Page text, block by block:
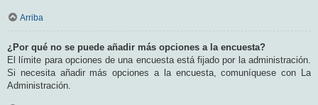
Arriba
¿Por qué no se puede añadir más opciones a la encuesta?
El límite para opciones de una encuesta está fijado por la administración.
Si necesita añadir más opciones a la encuesta, comuníquese con La
Administración.